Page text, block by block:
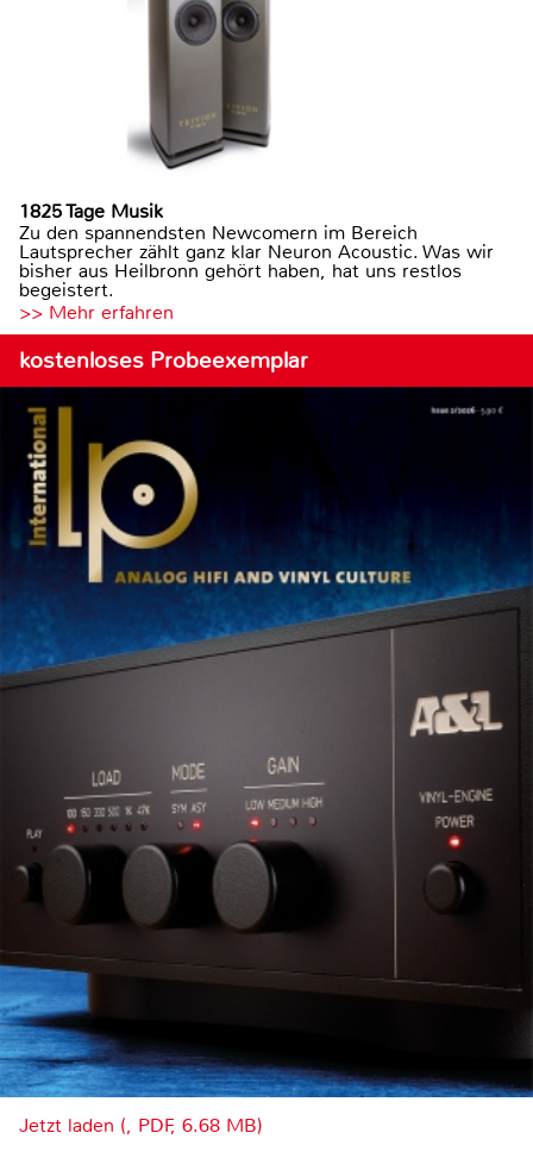
1825 Tage Musik
Zu den spannendsten Newcomern im Bereich
Lautsprecher zählt ganz klar Neuron Acoustic. Was wir
bisher aus Heilbronn gehört haben, hat uns restlos
begeistert.
>> Mehr erfahren
kostenloses Probeexemplar
Jetzt laden (, PDF, 6.68 MB)